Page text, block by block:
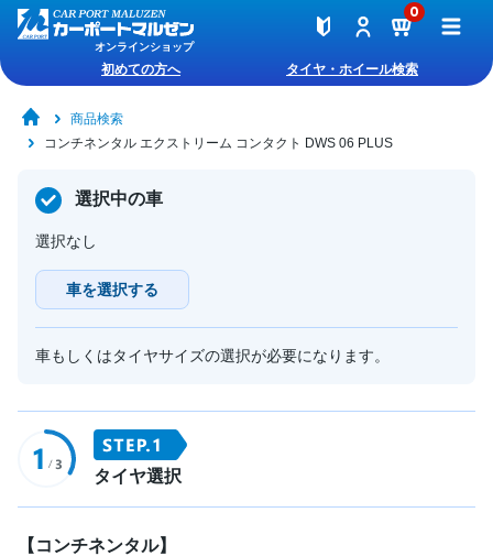
オンラインショップ
0
初めての方へ タイヤ・ホイール検索
商品検索
コンチネンタル エクストリーム コンタクト DWS 06 PLUS
選択中の車
選択なし
車を選択する
車もしくはタイヤサイズの選択が必要になります。
タイヤ選択
【コンチネンタル】